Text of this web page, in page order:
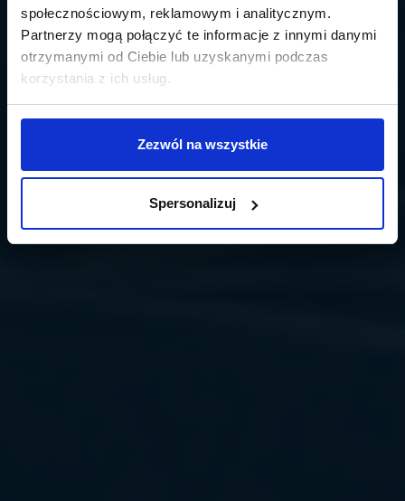
społecznościowym, reklamowym i analitycznym.
Partnerzy mogą połączyć te informacje z innymi danymi
otrzymanymi od Ciebie lub uzyskanymi podczas
korzystania z ich usług.
Zezwól na wszystkie
Spersonalizuj